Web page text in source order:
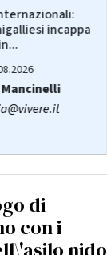
incappa
di
con i